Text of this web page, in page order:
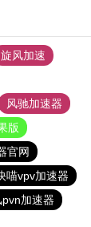
旋风加速
风驰加速器
版
官网
喵vpv加速器
加速器